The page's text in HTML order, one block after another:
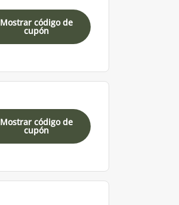
Mostrar código de
cupón
Mostrar código de
cupón